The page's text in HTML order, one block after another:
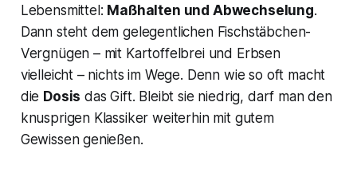
Lebensmittel: Maßhalten und Abwechselung.
Dann steht dem gelegentlichen Fischstäbchen-
Vergnügen – mit Kartoffelbrei und Erbsen
vielleicht – nichts im Wege. Denn wie so oft macht
die Dosis das Gift​. Bleibt sie niedrig, darf man den
knusprigen Klassiker weiterhin mit gutem
Gewissen genießen.